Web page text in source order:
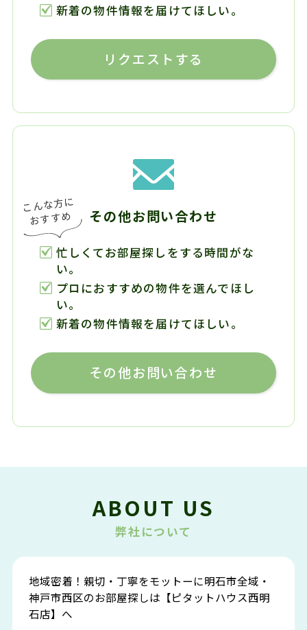
新着の物件情報を届けてほしい。
リクエストする
その他お問い合わせ
忙しくてお部屋探しをする時間がな
い。
プロにおすすめの物件を選んでほし
い。
新着の物件情報を届けてほしい。
その他お問い合わせ
ABOUT US
弊社について
地域密着！親切・丁寧をモットーに明石市全域・
神戸市西区のお部屋探しは【ピタットハウス西明
石店】へ